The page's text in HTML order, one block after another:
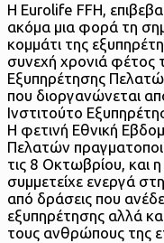
Η Eurolife FFH,
ακόμα μια φορά τη
κομμάτι της
συνεχή χρονιά φέτος
Εξυπηρέτησης
που διοργανώνεται
Ινστιτούτο
Η φετινή Εθνική
Πελατών
τις 8 Οκτωβρίου, και
συμμετείχε ενεργά
από δράσεις που
εξυπηρέτησης αλλά
τους ανθρώπους της